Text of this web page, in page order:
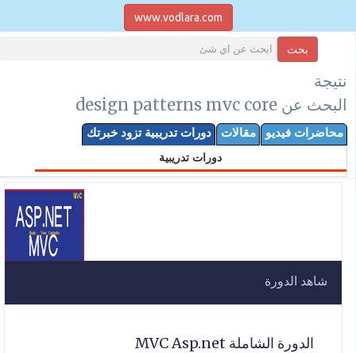
www.vodlara.com
بحث
نتيجة
البحث عن design patterns mvc core
محاضرات فيديو مقالات دورات تدريبية تزود خبرتك
دورات تدريبية
شاهد الدورة
الدورة الشاملة MVC Asp.net